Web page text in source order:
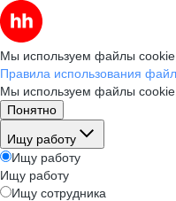
Мы используем файлы cookie,
Правила использования
Мы используем файлы cookie.
Понятно
Ищу работу
Ищу работу
Ищу работу
Ищу сотрудника